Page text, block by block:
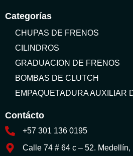
Categorías
CHUPAS DE FRENOS
CILINDROS
GRADUACION DE FRENOS
BOMBAS DE CLUTCH
EMPAQUETADURA AUXILIAR
Contácto
+57 301 136 0195
Calle 74 # 64 c – 52.